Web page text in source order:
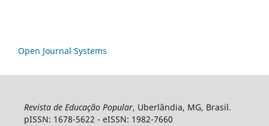
Open Journal Systems
Revista de Educação Popular, Uberlândia, MG, Brasil.
pISSN: 1678-5622 - eISSN: 1982-7660